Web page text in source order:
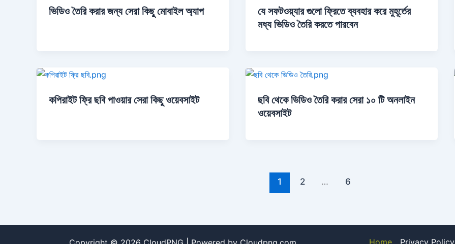
ভিডিও তৈরি করার জন্য সেরা কিছু মোবাইল অ্যাপ
যে সফটওয়্যার গুলো ফ্রিতে ব্যবহার করে মুহূর্তের
মধ্য ভিডিও তৈরি করতে পারবেন
কপিরাইট ফ্রি ছবি পাওয়ার সেরা কিছু ওয়েবসাইট
ছবি থেকে ভিডিও তৈরি করার সেরা ১০ টি অনলাইন
ওয়েবসাইট
1 2 … 6
Home Privacy Policy